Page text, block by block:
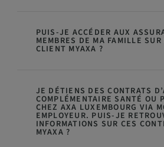
PUIS-JE ACCÉDER AUX
MEMBRES DE MA FAMILLE SUR
CLIENT MYAXA ?
JE DÉTIENS DES CONTRATS
COMPLÉMENTAIRE SANTÉ OU
CHEZ AXA LUXEMBOURG VIA
EMPLOYEUR. PUIS-JE
INFORMATIONS SUR CES
MYAXA ?